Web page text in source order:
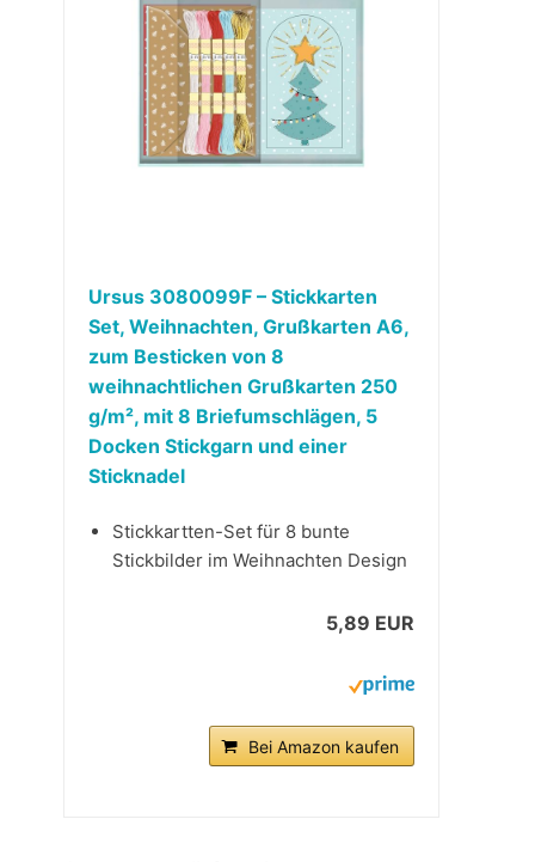
Ursus 3080099F – Stickkarten
Set, Weihnachten, Grußkarten A6,
zum Besticken von 8
weihnachtlichen Grußkarten 250
g/m², mit 8 Briefumschlägen, 5
Docken Stickgarn und einer
Sticknadel
Stickkartten-Set für 8 bunte
Stickbilder im Weihnachten Design
5,89 EUR
Bei Amazon kaufen